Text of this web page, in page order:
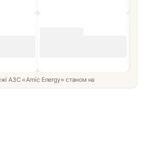
АЗС «Amic Energy» станом на